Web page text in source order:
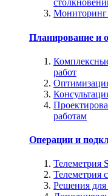
Мониторинг
Планирование и
работ
работам
Операции и
Телеметрия
Телеметрия
Решения для